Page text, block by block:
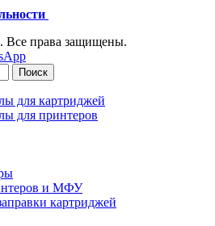
права защищены.
Поиск
для картриджей
для принтеров
и МФУ
картриджей